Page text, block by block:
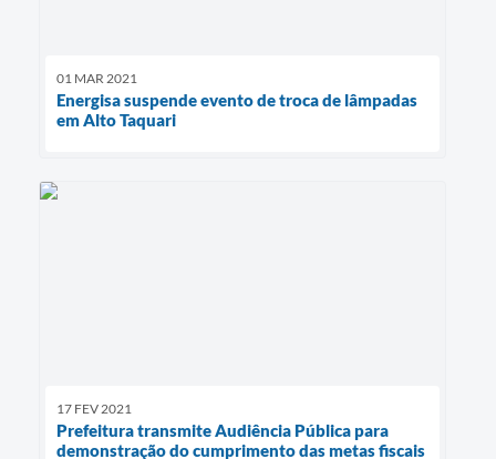
01 MAR 2021
Energisa suspende evento de troca de lâmpadas
em Alto Taquari
17 FEV 2021
Prefeitura transmite Audiência Pública para
demonstração do cumprimento das metas fiscais